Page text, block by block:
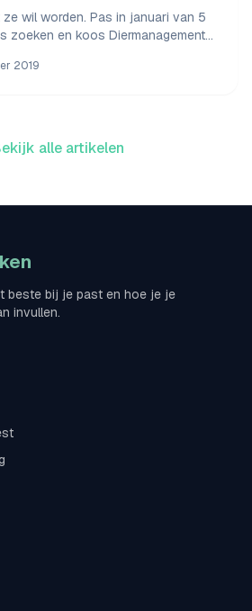
wil worden. Pas in januari van 5
zoeken en koos Diermanagement
2019
alle artikelen
beste bij je past en hoe je je
invullen.